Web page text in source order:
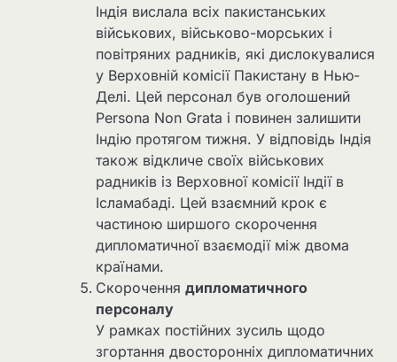
Індія вислала всіх пакистанських
військових, військово-морських і
повітряних радників, які дислокувалися
у Верховній комісії Пакистану в Нью-
Делі. Цей персонал був оголошений
Persona Non Grata і повинен залишити
Індію протягом тижня. У відповідь Індія
також відкличе своїх військових
радників із Верховної комісії Індії в
Ісламабаді. Цей взаємний крок є
частиною ширшого скорочення
дипломатичної взаємодії між двома
країнами.
Скорочення дипломатичного
персоналу
У рамках постійних зусиль щодо
згортання двосторонніх дипломатичних